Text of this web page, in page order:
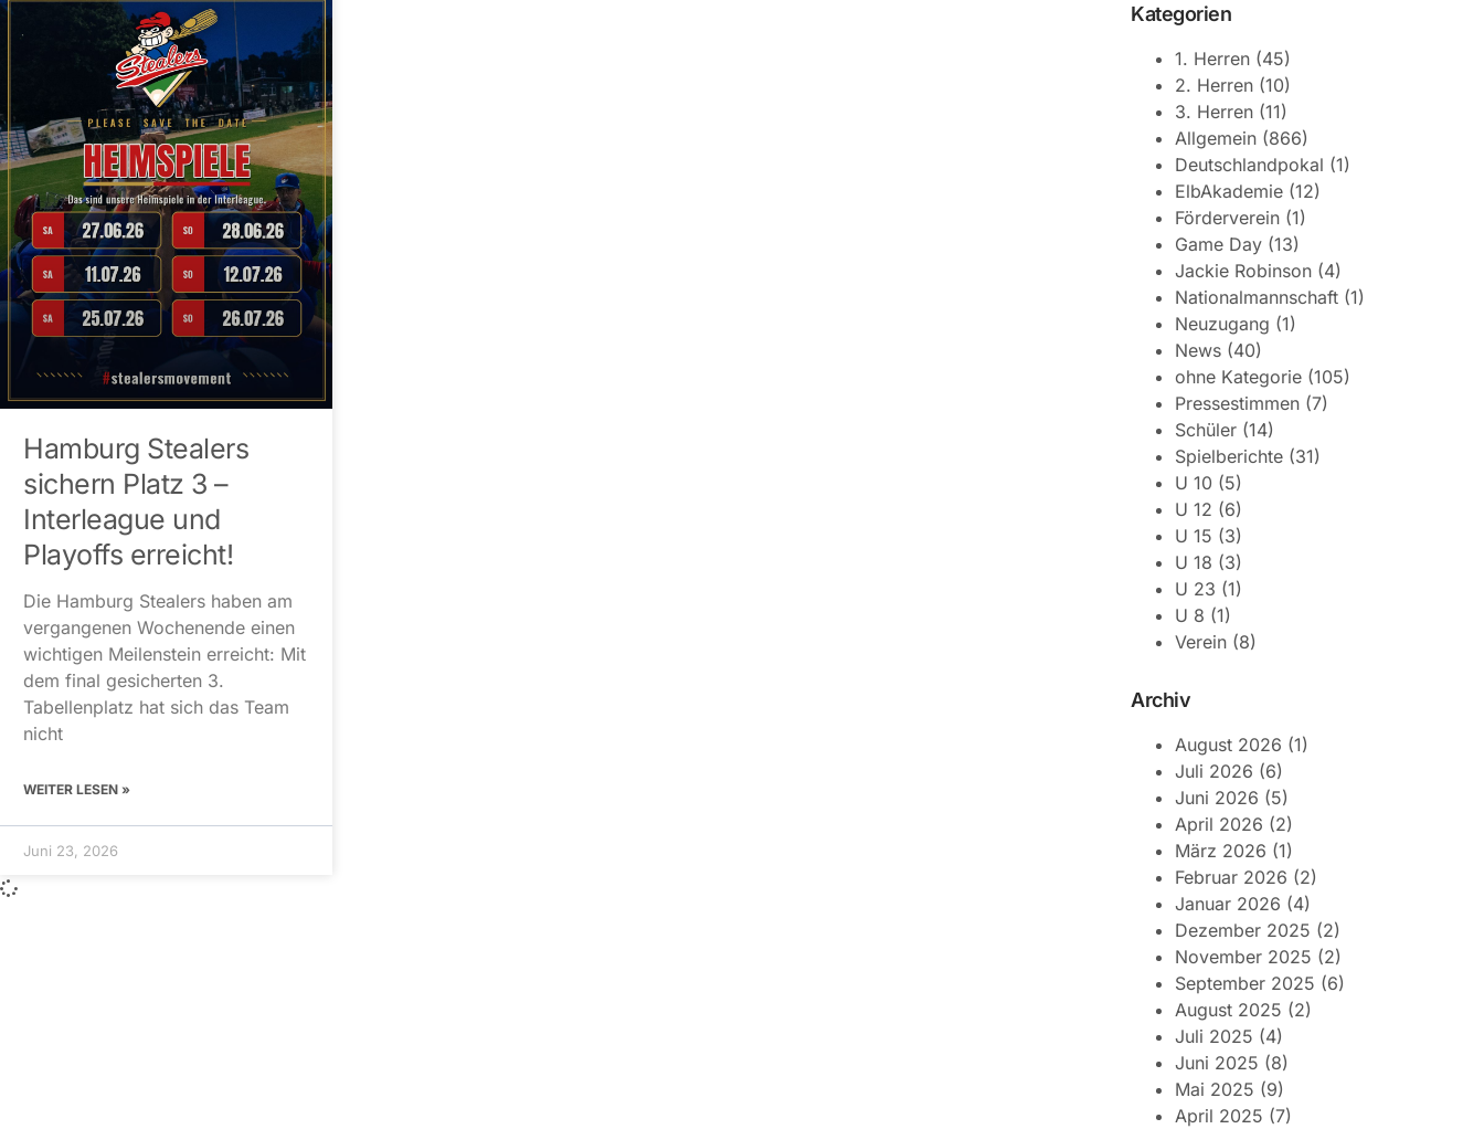
Hamburg Stealers
sichern Platz 3 –
Interleague und
Playoffs erreicht!
Die Hamburg Stealers haben am
vergangenen Wochenende einen
wichtigen Meilenstein erreicht: Mit
dem final gesicherten 3.
Tabellenplatz hat sich das Team
nicht
WEITER LESEN »
Juni 23, 2026
Kategorien
1. Herren (45)
2. Herren (10)
3. Herren (11)
Allgemein (866)
Deutschlandpokal (1)
ElbAkademie (12)
Förderverein (1)
Game Day (13)
Jackie Robinson (4)
Nationalmannschaft (1)
Neuzugang (1)
News (40)
ohne Kategorie (105)
Pressestimmen (7)
Schüler (14)
Spielberichte (31)
U 10 (5)
U 12 (6)
U 15 (3)
U 18 (3)
U 23 (1)
U 8 (1)
Verein (8)
Archiv
August 2026 (1)
Juli 2026 (6)
Juni 2026 (5)
April 2026 (2)
März 2026 (1)
Februar 2026 (2)
Januar 2026 (4)
Dezember 2025 (2)
November 2025 (2)
September 2025 (6)
August 2025 (2)
Juli 2025 (4)
Juni 2025 (8)
Mai 2025 (9)
April 2025 (7)